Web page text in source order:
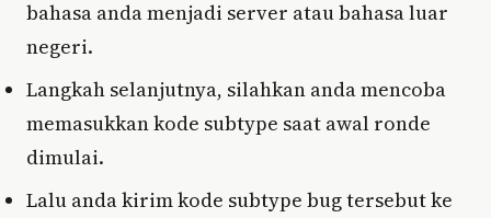
bahasa anda menjadi server atau bahasa luar
negeri.
Langkah selanjutnya, silahkan anda mencoba
memasukkan kode subtype saat awal ronde
dimulai.
Lalu anda kirim kode subtype bug tersebut ke